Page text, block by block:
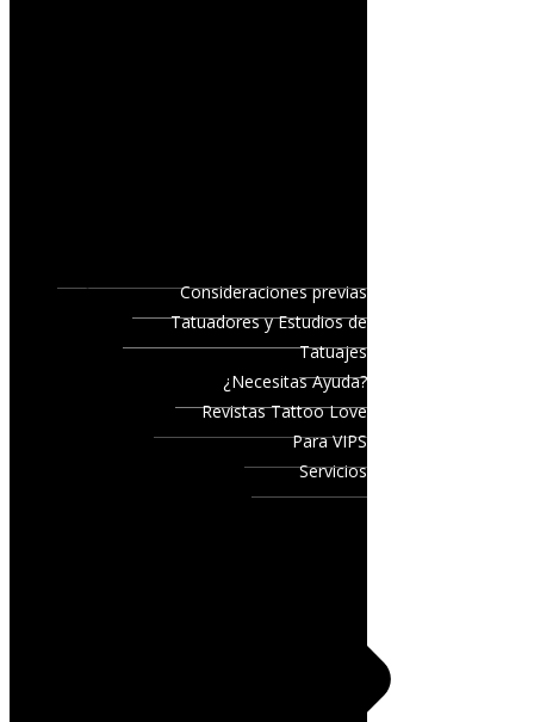
Consideraciones previas
Tatuadores y Estudios de
Tatuajes
¿Necesitas Ayuda?
Revistas Tattoo Love
Para VIPS
Servicios